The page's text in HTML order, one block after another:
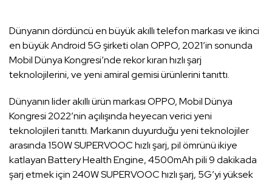
Dünyanın dördüncü en büyük akıllı telefon markası ve ikinci
en büyük Android 5G şirketi olan OPPO, 2021’in sonunda
Mobil Dünya Kongresi’nde rekor kıran hızlı şarj
teknolojilerini, ve yeni amiral gemisi ürünlerini tanıttı.
Dünyanın lider akıllı ürün markası OPPO, Mobil Dünya
Kongresi 2022’nin açılışında heyecan verici yeni
teknolojileri tanıttı. Markanın duyurduğu yeni teknolojiler
arasında 150W SUPERVOOC hızlı şarj, pil ömrünü ikiye
katlayan Battery Health Engine, 4500mAh pili 9 dakikada
şarj etmek için 240W SUPERVOOC hızlı şarj, 5G’yi yüksek